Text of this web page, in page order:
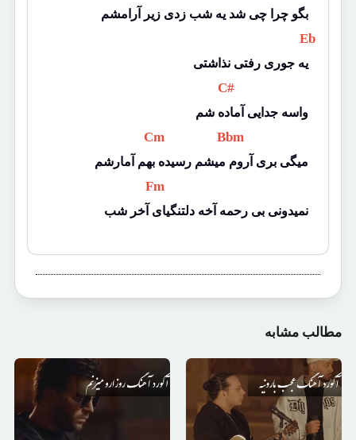
بگو چرا چی شد یه شب زدی زیر آرامشم
Eb
یه جوری رفتی نذاشتی
C#
واسه جدایی آماده شم
Cm Bbm
میگی بری آروم میشم رسیده بهم آمارشم
Fm
نمیدونی بی رحمه آخه دلتنگیای آخر شب
مطالب مشابه